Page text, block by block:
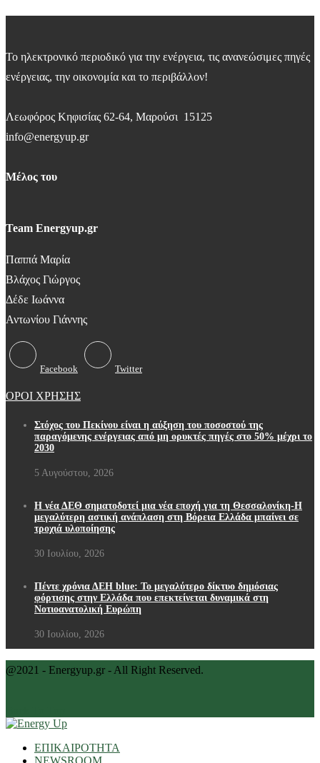
Το ηλεκτρονικό περιοδικό για την ενέργεια, τις ανανεώσιμες πηγές
ενέργειας, την οικονομία και το περιβάλλον!
Λεωφόρος Κηφισίας 62-64, Μαρούσι 15125
info@energyup.gr
Μέλος του
Team Energyup.gr
Παππά Μαρία
Βλάχος Γιώργος
Δέδε Ιωάννα
Αντωνίου Γιάννης
Facebook Twitter
ΟΡΟΙ ΧΡΗΣΗΣ
Στόχος του Πεκίνου είναι η αύξηση του ποσοστού της
παραγόμενης ενέργειας από μη ορυκτές πηγές στο 50% μέχρι το
2030
5 Αυγούστου, 2026
Η νέα ΔΕΘ σηματοδοτεί μια νέα εποχή για τη Θεσσαλονίκη-Η
μεγαλύτερη αστική ανάπλαση στη Βόρεια Ελλάδα μπαίνει σε
τροχιά υλοποίησης
30 Ιουλίου, 2026
Πέντε χρόνια ΔΕΗ blue: Το μεγαλύτερο δίκτυο δημόσιας
φόρτισης στην Ελλάδα που επεκτείνεται δυναμικά στη
Νοτιοανατολική Ευρώπη
30 Ιουλίου, 2026
@2021 - Energyup.gr - All Right Reserved.
ΕΠΙΚΑΙΡΟΤΗΤΑ
NEWSROOM